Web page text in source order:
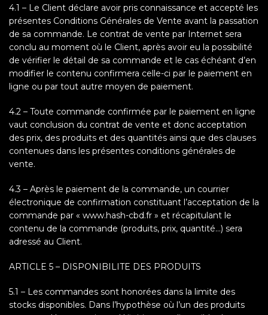
4.1 – Le Client déclare avoir pris connaissance et accepté les
présentes Conditions Générales de Vente avant la passation
de sa commande. Le contrat de vente par Internet sera
conclu au moment où le Client, après avoir eu la possibilité
de vérifier le détail de sa commande et le cas échéant d’en
modifier le contenu confirmera celle-ci par le paiement en
ligne ou par tout autre moyen de paiement.
4.2 – Toute commande confirmée par le paiement en ligne
vaut conclusion du contrat de vente et donc acceptation
des prix, des produits et des quantités ainsi que des clauses
contenues dans les présentes conditions générales de
vente.
4.3 – Après le paiement de la commande, un courrier
électronique de confirmation constituant l’acceptation de la
commande par « www.hash-cbd.fr » et récapitulant le
contenu de la commande (produits, prix, quantité…) sera
adressé au Client.
ARTICLE 5 – DISPONIBILITE DES PRODUITS
5.1 – Les commandes sont honorées dans la limite des
stocks disponibles. Dans l’hypothèse où l’un des produits